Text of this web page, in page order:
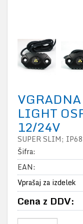
LIGHT
12/24V
SUPER SLIM;
Šifra:
EAN:
Vprašaj za izdelek
Cena z DDV: